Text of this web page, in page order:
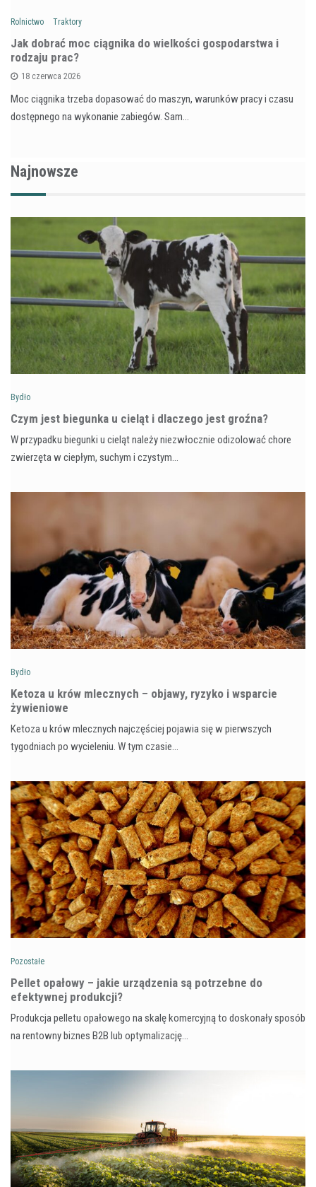
Rolnictwo Traktory
Jak dobrać moc ciągnika do wielkości gospodarstwa i
rodzaju prac?
18 czerwca 2026
Moc ciągnika trzeba dopasować do maszyn, warunków pracy i czasu
dostępnego na wykonanie zabiegów. Sam…
Najnowsze
Bydło
Czym jest biegunka u cieląt i dlaczego jest groźna?
W przypadku biegunki u cieląt należy niezwłocznie odizolować chore
zwierzęta w ciepłym, suchym i czystym…
Bydło
Ketoza u krów mlecznych – objawy, ryzyko i wsparcie
żywieniowe
Ketoza u krów mlecznych najczęściej pojawia się w pierwszych
tygodniach po wycieleniu. W tym czasie…
Pozostałe
Pellet opałowy – jakie urządzenia są potrzebne do
efektywnej produkcji?
Produkcja pelletu opałowego na skalę komercyjną to doskonały sposób
na rentowny biznes B2B lub optymalizację…